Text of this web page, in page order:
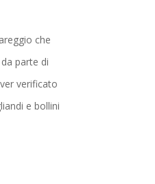
che
parte di
verificato
e bollini